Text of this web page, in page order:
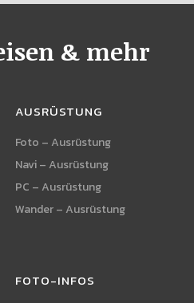
& mehr
AUSRÜSTUNG
Foto – Ausrüstung
Navi – Ausrüstung
PC – Ausrüstung
Wander – Ausrüstung
FOTO-INFOS